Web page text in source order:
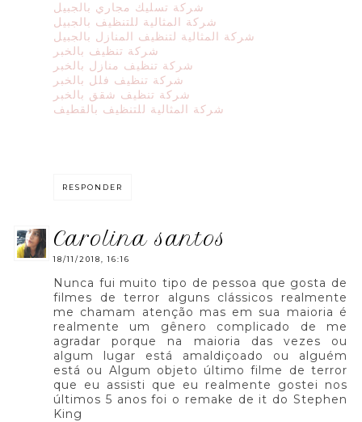
شركة تسليك مجاري بالجبيل
شركة المثالية للتنظيف بالجبيل
شركة المثالية لتنظيف المنازل بالجبيل
شركة تنظيف بالخبر
شركة تنظيف منازل بالخبر
شركة تنظيف فلل بالخبر
شركة تنظيف شقق بالخبر
شركة المثالية للتنظيف بالقطيف
RESPONDER
carolina santos
18/11/2018, 16:16
Nunca fui muito tipo de pessoa que gosta de
filmes de terror alguns clássicos realmente
me chamam atenção mas em sua maioria é
realmente um gênero complicado de me
agradar porque na maioria das vezes ou
algum lugar está amaldiçoado ou alguém
está ou Algum objeto último filme de terror
que eu assisti que eu realmente gostei nos
últimos 5 anos foi o remake de it do Stephen
King